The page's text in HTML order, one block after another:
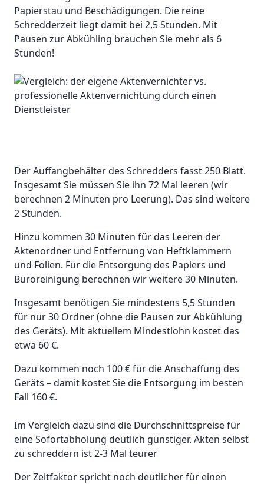
Papierstau und Beschädigungen. Die reine
Schredderzeit liegt damit bei 2,5 Stunden. Mit
Pausen zur Abkühling brauchen Sie mehr als 6
Stunden!
Der Auffangbehälter des Schredders fasst 250 Blatt.
Insgesamt Sie müssen Sie ihn 72 Mal leeren (wir
berechnen 2 Minuten pro Leerung). Das sind weitere
2 Stunden.
Hinzu kommen 30 Minuten für das Leeren der
Aktenordner und Entfernung von Heftklammern
und Folien. Für die Entsorgung des Papiers und
Büroreinigung berechnen wir weitere 30 Minuten.
Insgesamt benötigen Sie mindestens 5,5 Stunden
für nur 30 Ordner (ohne die Pausen zur Abkühlung
des Geräts). Mit aktuellem Mindestlohn kostet das
etwa 60 €.
Dazu kommen noch 100 € für die Anschaffung des
Geräts – damit kostet Sie die Entsorgung im besten
Fall 160 €.
Im Vergleich dazu sind die Durchschnittspreise für
eine Sofortabholung deutlich günstiger. Akten selbst
zu schreddern ist 2-3 Mal teurer
Der Zeitfaktor spricht noch deutlicher für einen